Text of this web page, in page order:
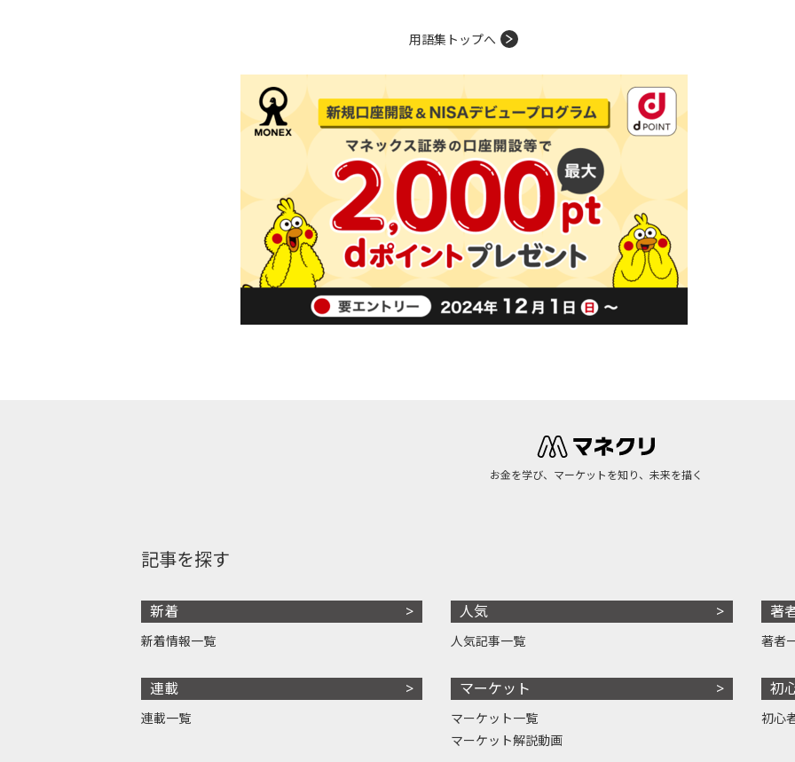
用語集トップへ
お金を学び、マーケットを知り、未来を描く
記事を探す
新着
新着情報一覧
連載
連載一覧
人気
人気記事一覧
マーケット
マーケット一覧
マーケット解説動画
著
著者
初
初心